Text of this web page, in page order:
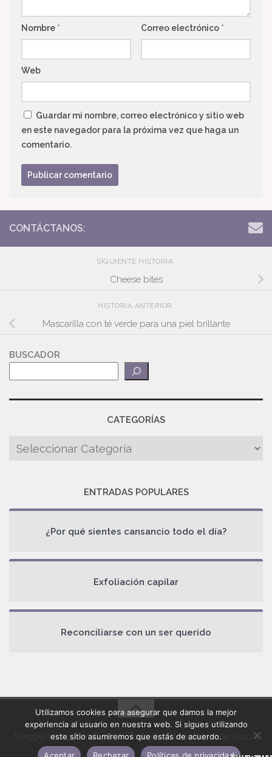
Nombre * Correo electrónico *
Web
Guardar mi nombre, correo electrónico y sitio web
en este navegador para la próxima vez que haga un
comentario.
CONTÁCTANOS:
SIGUIENTE HISTORIA
Cheese bites
HISTORIA ANTERIOR
Mascarilla con té verde para una piel brillante
BUSCADOR
CATEGORÍAS
ENTRADAS POPULARES
¿Por qué sientes cansancio todo el día?
Exfoliación capilar
Reconciliarse con un ser querido
Maggie's Kingdom © 2026. Todos los derechos reservados.
Utilizamos cookies para asegurar que damos la mejor
experiencia al usuario en nuestra web. Si sigues utilizando
este sitio asumiremos que estás de acuerdo.
Aceptar
Rechazar Políticas de privacidad